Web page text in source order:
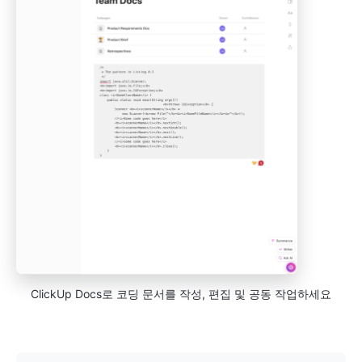
ClickUp Docs로 코딩 문서를 작성, 편집 및 공동 작업하세요